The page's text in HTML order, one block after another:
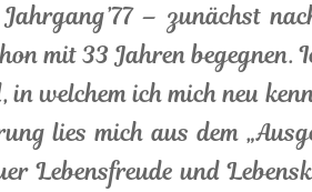
– zunächst
mit 33 Jahren begegnen.
welchem ich mich neu
lies mich aus dem
Lebensfreude und